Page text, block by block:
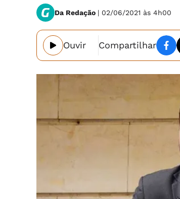
Da Redação | 02/06/2021 às 4h00
Ouvir Compartilhar